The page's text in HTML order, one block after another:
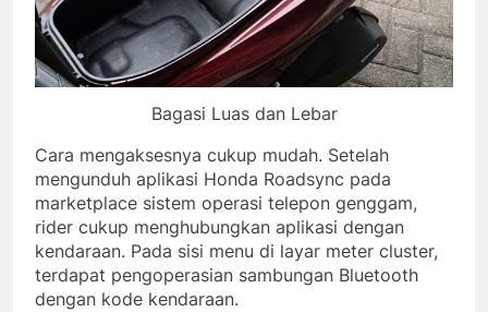
Bagasi Luas dan Lebar
Cara mengaksesnya cukup mudah. Setelah
mengunduh aplikasi Honda Roadsync pada
marketplace sistem operasi telepon genggam,
rider cukup menghubungkan aplikasi dengan
kendaraan. Pada sisi menu di layar meter cluster,
terdapat pengoperasian sambungan Bluetooth
dengan kode kendaraan.